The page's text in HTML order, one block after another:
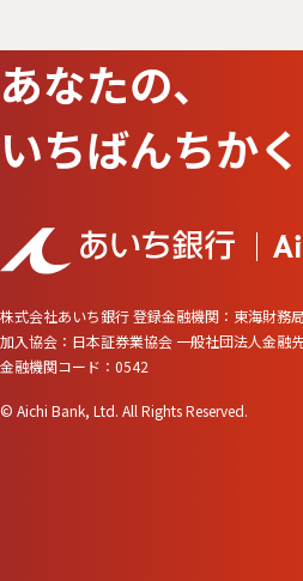
あなたの、
いちばんちかく
株式会社あいち銀行登録金融機関：東海財務
加入協会：日本証券業協会 一般社団法人金融
金融機関コード：0542
© Aichi Bank, Ltd. All Rights Reserved.